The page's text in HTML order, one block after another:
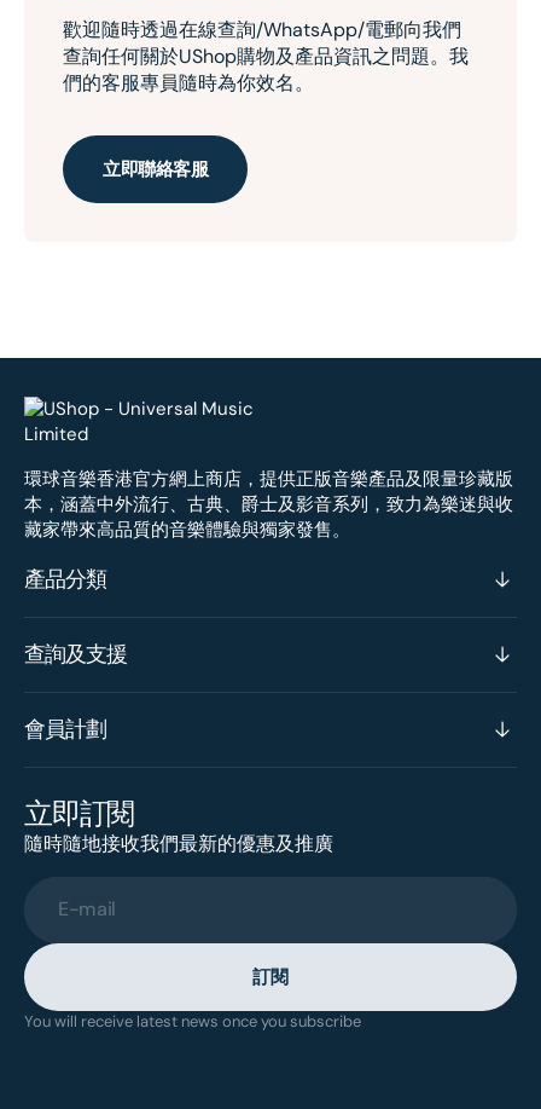
歡迎隨時透過在線查詢/WhatsApp/電郵向我們
查詢任何關於UShop購物及產品資訊之問題。我
們的客服專員隨時為你效名。
立即聯絡客服
環球音樂香港官方網上商店，提供正版音樂產品及限量珍藏版
本，涵蓋中外流行、古典、爵士及影音系列，致力為樂迷與收
藏家帶來高品質的音樂體驗與獨家發售。
產品分類
查詢及支援
會員計劃
立即訂閱
隨時隨地接收我們最新的優惠及推廣
E-mail
訂閱
You will receive latest news once you subscribe